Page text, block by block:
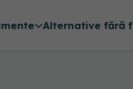
Alternative fără